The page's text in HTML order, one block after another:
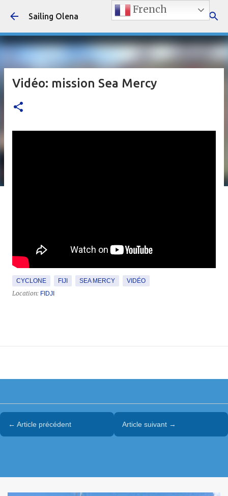
Accéder au contenu principal
Sailing Olena
Vidéo: mission Sea Mercy
CYCLONE FIJI SEA MERCY VIDÉO
Location: FIDJI
← Article précédent Article suivant →
French